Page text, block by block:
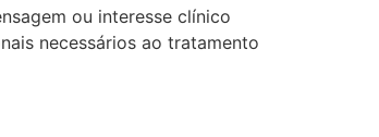
ou interesse clínico
necessários ao tratamento